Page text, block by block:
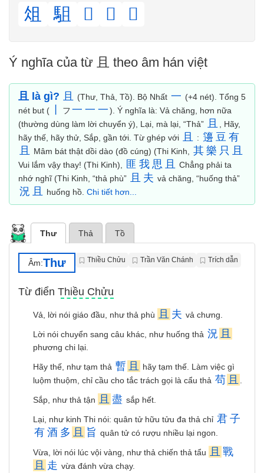
俎 駔 𠀃 𠀇 𣅂
Ý nghĩa của từ 且 theo âm hán việt
且 là gì? 且 (Thư, Thả, Tồ). Bộ Nhất 一 (+4 nét). Tổng 5
nét but (
フ一 一 一). Ý nghĩa là: Vả chăng, hơn nữa
(thường dùng làm lời chuyển ý), Lại, mà lại, “Thả”
且
, Hãy,
hãy thế, hãy thử, Sắp, gần tới. Từ ghép với
且 : 籩 豆 有
且
Mâm bát thật dồi dào (đồ cúng) (Thi Kinh, 其 樂 只 且
Vui lắm vậy thay! (Thi Kinh), 匪 我 思 且
Chẳng phải ta
nhớ nghĩ (Thi Kinh, “thả phù”
且 夫 vả chăng, “huống thả”
況 且 huống hồ. Chi tiết hơn...
Thư Thả Tồ
Âm:Thư Thiều Chửu Trần Văn Chánh Trích dẫn
Từ điển Thiều Chửu
Vả, lời nói giáo đầu, như thả phù 且 夫 vả chưng.
Lời nói chuyển sang câu khác, như huống thả 況 且
phương chi lại.
Hãy thế, như tạm thả 暫 且
hãy tạm thế. Làm việc gì
luộm thuộm, chỉ cầu cho tắc trách gọi là cẩu thả 苟 且
Sắp, như thả tận 且 盡 sắp hết.
Lại, như kinh Thi nói: quân tử hữu tửu đa thả chỉ 君 子
有 酒 多 且 旨 quân tử có rượu nhiều lại ngon.
Vừa, lời nói lúc vội vàng, như thả chiến thả tẩu 且 戰
且 走 vừa đánh vừa chạy.